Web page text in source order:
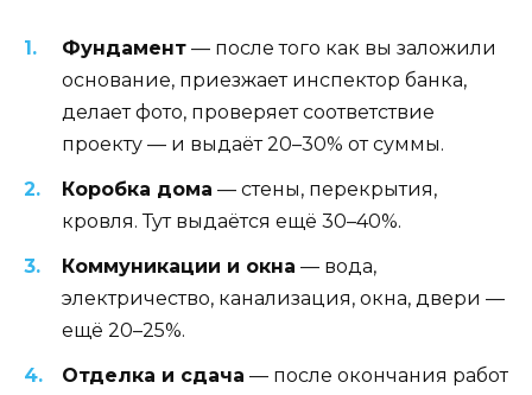
Фундамент — после того как вы заложили
основание, приезжает инспектор банка,
делает фото, проверяет соответствие
проекту — и выдаёт 20–30% от суммы.
Коробка дома — стены, перекрытия,
кровля. Тут выдаётся ещё 30–40%.
Коммуникации и окна — вода,
электричество, канализация, окна, двери —
ещё 20–25%.
Отделка и сдача — после окончания работ